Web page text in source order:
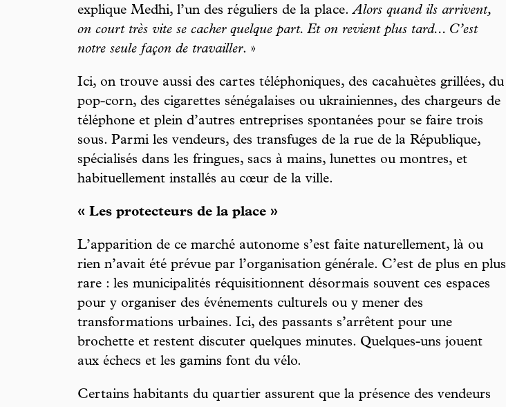
explique Medhi, l’un des réguliers de la place.Alors quand ils arrivent,
on court très vite se cacher quelque part. Et on revient plus tard... C’est
notre seule façon de travailler. »
Ici, on trouve aussi des cartes téléphoniques, des cacahuètes grillées, du
pop-corn, des cigarettes sénégalaises ou ukrainiennes, des chargeurs de
téléphone et plein d’autres entreprises spontanées pour se faire trois
sous. Parmi les vendeurs, des transfuges de la rue de la République,
spécialisés dans les fringues, sacs à mains, lunettes ou montres, et
habituellement installés au cœur de la ville.
« Les protecteurs de la place »
L’apparition de ce marché autonome s’est faite naturellement, là ou
rien n’avait été prévue par l’organisation générale. C’est de plus en plus
rare : les municipalités réquisitionnent désormais souvent ces espaces
pour y organiser des événements culturels ou y mener des
transformations urbaines. Ici, des passants s’arrêtent pour une
brochette et restent discuter quelques minutes. Quelques-uns jouent
aux échecs et les gamins font du vélo.
Certains habitants du quartier assurent que la présence des vendeurs